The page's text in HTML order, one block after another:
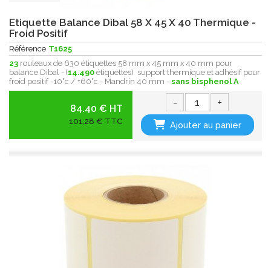
Etiquette Balance Dibal 58 X 45 X 40 Thermique -
Froid Positif
Référence T1625
23 rouleaux de 630 étiquettes 58 mm x 45 mm x 40 mm pour
balance Dibal - (14.490 étiquettes) support thermique et adhésif pour
froid positif -10°c / +60°c - Mandrin 40 mm - sans bisphenol A
84.40 € HT
101,28 € TTC
- +
Ajouter au panier